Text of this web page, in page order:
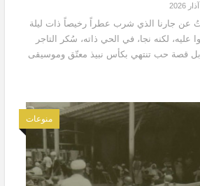
عن جارنا الذي شرب عطراً رخيصاً ذات ليلة
عليه، لكنه نجا، في الحي ذاته، سُكر التاجر
بل قصة حب تنتهي بكأس نبيذ معتّق وموسيقى
منوعات